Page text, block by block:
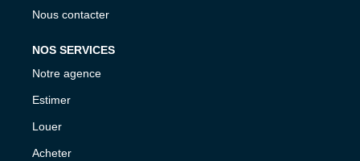
Nous contacter
NOS SERVICES
Notre agence
Estimer
Louer
Acheter